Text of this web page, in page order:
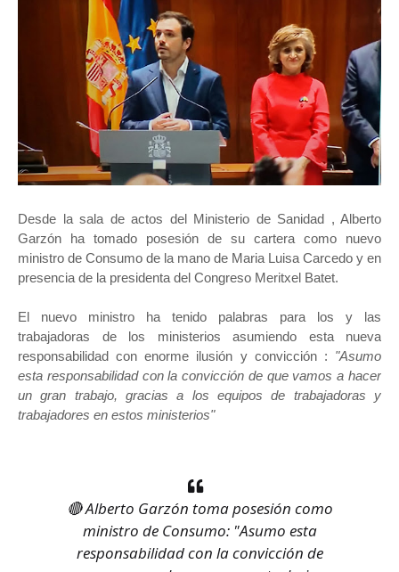
Desde la sala de actos del Ministerio de Sanidad , Alberto
Garzón ha tomado posesión de su cartera como nuevo
ministro de Consumo de la mano de Maria Luisa Carcedo y en
presencia de la presidenta del Congreso Meritxel Batet.
El nuevo ministro ha tenido palabras para los y las
trabajadoras de los ministerios asumiendo esta nueva
responsabilidad con enorme ilusión y convicción : "Asumo
esta responsabilidad con la convicción de que vamos a hacer
un gran trabajo, gracias a los equipos de trabajadoras y
trabajadores en estos ministerios"
🔴 Alberto Garzón toma posesión como
ministro de Consumo: "Asumo esta
responsabilidad con la convicción de